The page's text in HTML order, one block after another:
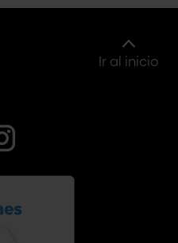
Ir al inicio